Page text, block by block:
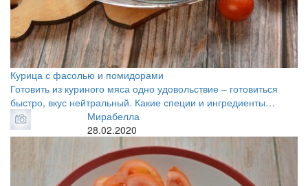
Курица с фасолью и помидорами
Готовить из куриного мяса одно удовольствие – готовиться
быстро, вкус нейтральный. Какие специи и ингредиенты…
Мирабелла
28.02.2020